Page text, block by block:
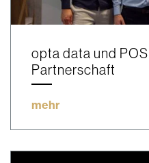
opta data und
Partnerschaft
mehr